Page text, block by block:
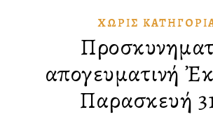
ΧΩΡΊΣ
απογευματινή
Παρασκευή